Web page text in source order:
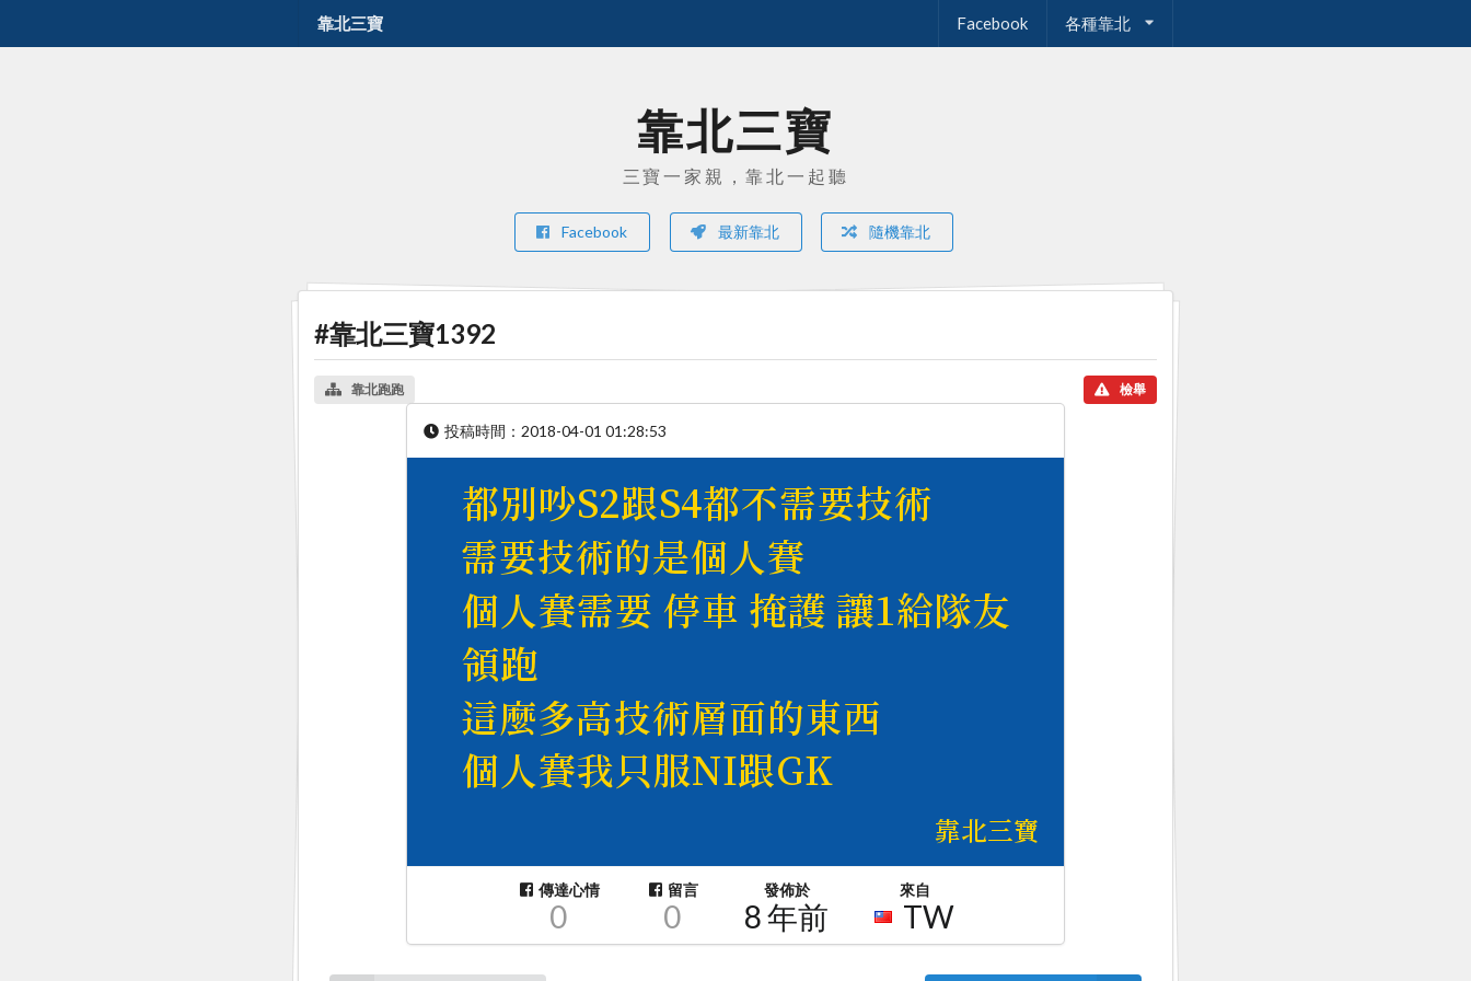
靠北三寶 Facebook 各種靠北
靠北三寶
三寶一家親，靠北一起聽
Facebook 最新靠北 隨機靠北
#靠北三寶1392
靠北跑跑 檢舉
投稿時間： 2018-04-01 01:28:53
傳達心情
0
留言
0
發佈於
8 年前
來自
TW